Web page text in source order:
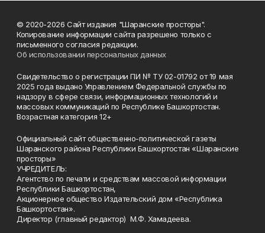
© 2020-2026 Сайт издания "Шаранские просторы".
Копирование информации сайта разрешено только с
письменного согласия редакции.
Об использовании персональных данных
Свидетельство о регистрации ПИ № ТУ 02-01792 от 19 мая
2025 года выдано Управлением Федеральной службы по
надзору в сфере связи, информационных технологий и
массовых коммуникаций по Республике Башкортостан.
Возрастная категория 12+
Официальный сайт общественно-политической газеты
Шаранского района Республики Башкортостан «Шаранские
просторы»
УЧРЕДИТЕЛЬ:
Агентство по печати и средствам массовой информации
Республики Башкортостан,
Акционерное общество Издательский дом «Республика
Башкортостан».
Директор (главный редактор) М.Ф. Хамадеева.